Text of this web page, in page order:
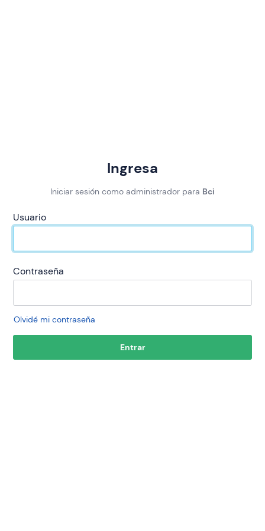
Ingresa
Iniciar sesión como administrador para Bci
Usuario
Contraseña
Olvidé mi contraseña